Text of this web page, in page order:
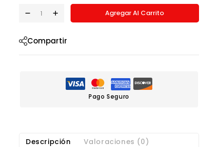
Agregar Al Carrito
Compartir
Pago Seguro
Descripción Valoraciones (0)